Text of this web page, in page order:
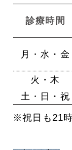
診療時間
月・水・金
火・木
土・日・祝
※祝日も21